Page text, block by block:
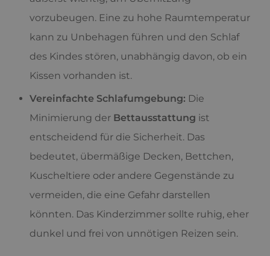
vorzubeugen. Eine zu hohe Raumtemperatur
kann zu Unbehagen führen und den Schlaf
des Kindes stören, unabhängig davon, ob ein
Kissen vorhanden ist.
Vereinfachte Schlafumgebung: Die
Minimierung der Bettausstattung ist
entscheidend für die Sicherheit. Das
bedeutet, übermäßige Decken, Bettchen,
Kuscheltiere oder andere Gegenstände zu
vermeiden, die eine Gefahr darstellen
könnten. Das Kinderzimmer sollte ruhig, eher
dunkel und frei von unnötigen Reizen sein.